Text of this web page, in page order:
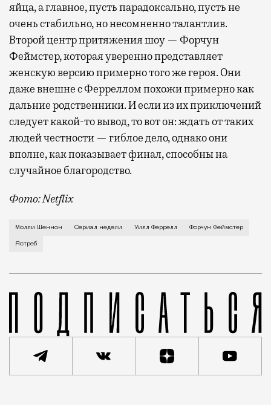
яйца, а главное, пусть парадоксально, пусть не
очень стабильно, но несомненно талантлив.
Второй центр притяжения шоу — Форчун
Феймстер, которая уверенно представляет
женскую версию примерно того же героя. Они
даже внешне с Ферреллом похожи примерно как
дальние родственники. И если из их приключений
следует какой-то вывод, то вот он: ждать от таких
людей честности — гиблое дело, однако они
вполне, как показывает финал, способны на
случайное благородство.
Фото: Netflix
Когда-то Лонни Хокинс (Уилл Феррелл) был
Молли Шеннон Сериал недели Уилл Феррелл Форчун Феймстер
Ястреб